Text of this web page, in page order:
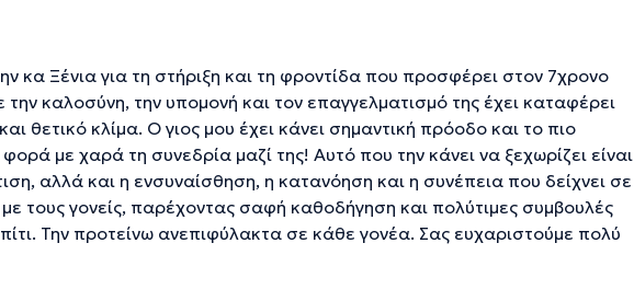
κα Ξένια για τη στήριξη και τη φροντίδα που προσφέρει στον 7χρονο
την καλοσύνη, την υπομονή και τον επαγγελματισμό της έχει καταφέρει
θετικό κλίμα. Ο γιος μου έχει κάνει σημαντική πρόοδο και το πιο
φορά με χαρά τη συνεδρία μαζί της! Αυτό που την κάνει να ξεχωρίζει είναι
αλλά και η ενσυναίσθηση, η κατανόηση και η συνέπεια που δείχνει σε
τους γονείς, παρέχοντας σαφή καθοδήγηση και πολύτιμες συμβουλές
Την προτείνω ανεπιφύλακτα σε κάθε γονέα. Σας ευχαριστούμε πολύ